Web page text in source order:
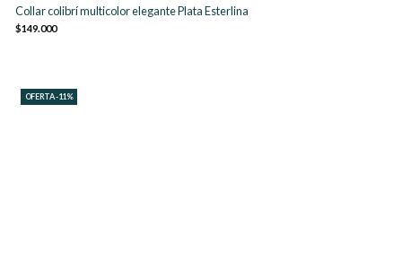
Collar colibrí multicolor elegante Plata Esterlina
$149.000
OFERTA -11%